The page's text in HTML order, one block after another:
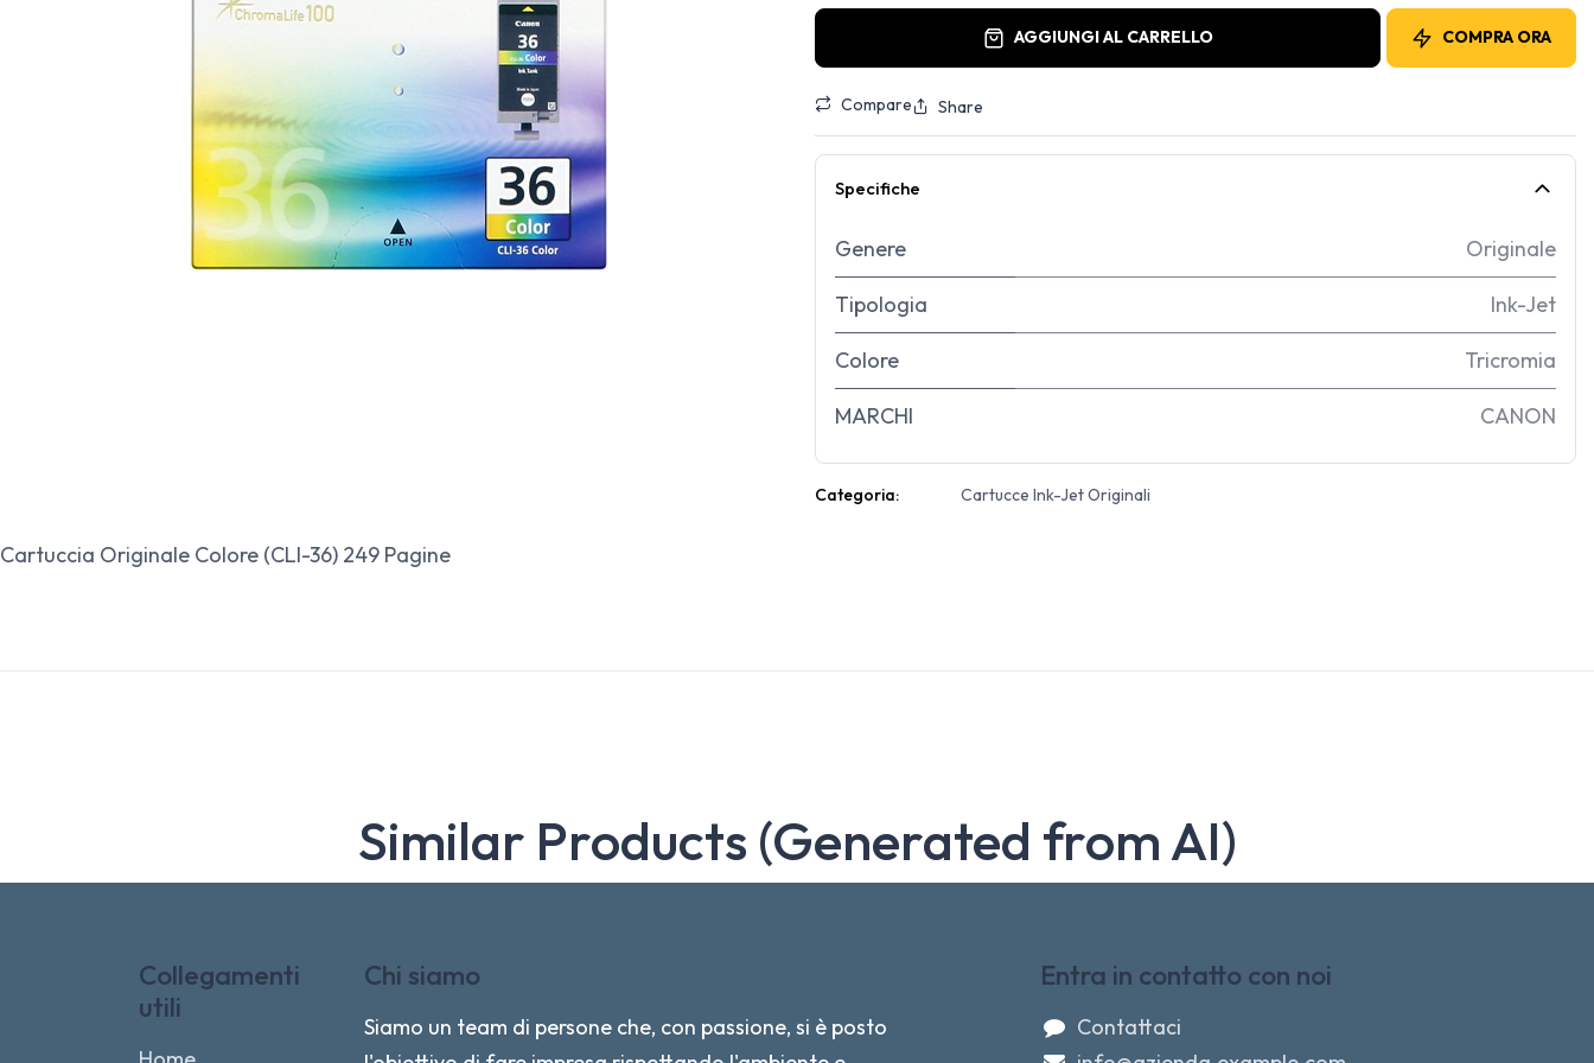
AGGIUNGI AL CARRELLO COMPRA ORA
Compare Share
Specifiche
Genere Originale
Tipologia Ink-Jet
Colore Tricromia
MARCHI CANON
Categoria: Cartucce Ink-Jet Originali
Cartuccia Originale Colore (CLI-36) 249 Pagine
Similar Products (Generated from AI)
Collegamenti
utili
Chi siamo
Siamo un team di persone che, con passione, si è posto
Entra in contatto con noi
Contattaci